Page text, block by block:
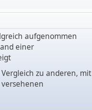
aufgenommen
einer
zu anderen, mit